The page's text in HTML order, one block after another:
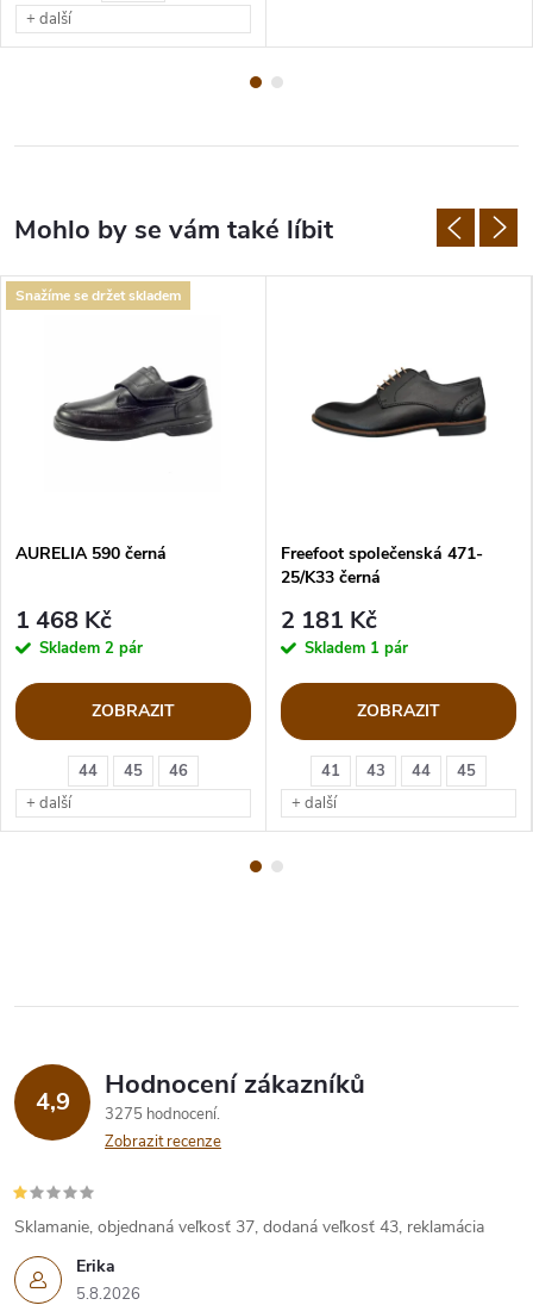
+ další
Snažíme se držet skladem
44 45
46
+ další
AURELIA 590 černá
1 468 Kč
Skladem 2 pár
ZOBRAZIT
41 43 44
45
+ další
Freefoot společenská 471-
25/K33 černá
2 181 Kč
Skladem 1 pár
ZOBRAZIT
4,9 Hodnocení zákazníků
3275 hodnocení
Zobrazit recenze
Erika
5.8.2026
Sklamanie, objednaná veľkosť 37, dodaná veľkosť 43, reklamácia